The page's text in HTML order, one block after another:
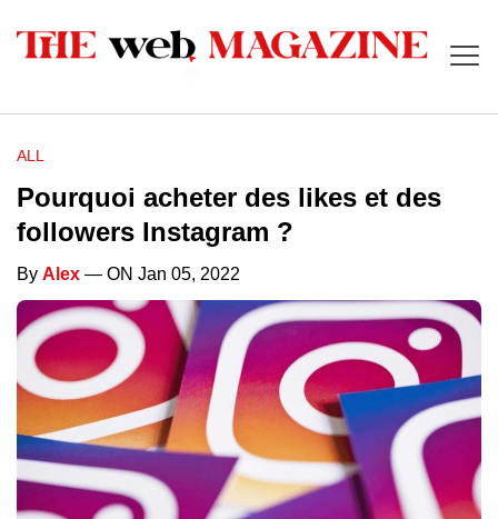
ALL
Pourquoi acheter des likes et des
followers Instagram ?
By Alex — ON Jan 05, 2022